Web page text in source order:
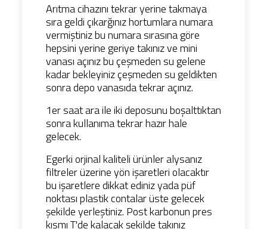
Arıtma cihazını tekrar yerine takmaya
sıra geldi çıkarğınız hortumlara numara
vermiştiniz bu numara sırasına göre
hepsini yerine geriye takınız ve mini
vanası açınız bu çeşmeden su gelene
kadar bekleyiniz çeşmeden su geldikten
sonra depo vanasıda tekrar açınız.
1er saat ara ile iki deposunu boşalttıktan
sonra kullanıma tekrar hazır hale
gelecek.
Egerki orjinal kaliteli ürünler alysanız
filtreler üzerine yön işaretleri olacaktır
bu işaretlere dikkat ediniz yada püf
noktası plastik contalar üste gelecek
şekilde yerleştiniz. Post karbonun pres
kısmı T'de kalacak şekilde takınız